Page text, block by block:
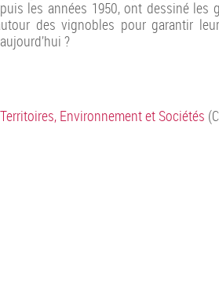
les années 1950, ont dessiné
des vignobles pour garantir
?
Environnement et Sociétés